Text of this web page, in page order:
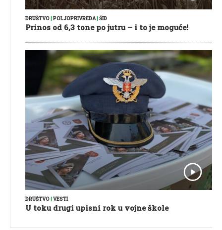
DRUŠTVO POLJOPRIVREDA| ŠID
Prinos od 6,3 tone po jutru – i to je moguće!
DRUŠTVO VESTI
U toku drugi upisni rok u vojne škole